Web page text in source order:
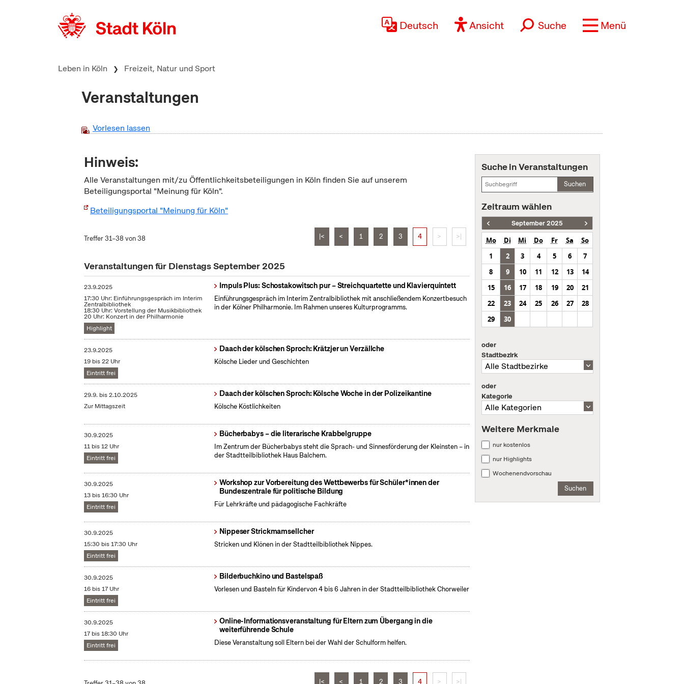
Deutsch Ansicht Suche Menü
Leben in Köln Freizeit, Natur und Sport
Veranstaltungen
Vorlesen lassen
Hinweis:
Alle Veranstaltungen mit/zu Öffentlichkeitsbeteiligungen in Köln finden Sie auf unserem
Beteiligungsportal "Meinung für Köln".
Beteiligungsportal "Meinung für Köln"
Treffer 31–38 von 38 |< < 1 2 3 4 > >|
Veranstaltungen für Dienstags September 2025
23.9.2025
17:30 Uhr: Einführungsgespräch im Interim
Zentralbibliothek
18:30 Uhr: Vorstellung der Musikbibliothek
20 Uhr: Konzert in der Philharmonie
Highlight
Impuls Plus: Schostakowitsch pur – Streichquartette und Klavierquintett
Einführungsgespräch im Interim Zentralbibliothek mit anschließendem Konzertbesuch
in der Kölner Philharmonie. Im Rahmen unseres Kulturprogramms.
23.9.2025
19 bis 22 Uhr
Eintritt frei
Daach der kölschen Sproch: Krätzjer un Verzällche
Kölsche Lieder und Geschichten
29.9. bis2.10.2025
Zur Mittagszeit
Daach der kölschen Sproch: Kölsche Woche in der Polizeikantine
Kölsche Köstlichkeiten
30.9.2025
11 bis 12 Uhr
Eintritt frei
Bücherbabys – die literarische Krabbelgruppe
Im Zentrum der Bücherbabys steht die Sprach- und Sinnesförderung der Kleinsten – in
der Stadtteilbibliothek Haus Balchem.
30.9.2025
13 bis 16:30 Uhr
Eintritt frei
Workshop zur Vorbereitung des Wettbewerbs für Schüler*innen der
Bundeszentrale für politische Bildung
Für Lehrkräfte und pädagogische Fachkräfte
30.9.2025
15:30 bis 17:30 Uhr
Eintritt frei
Nippeser Strickmamsellcher
Stricken und Klönen in der Stadtteilbibliothek Nippes.
30.9.2025
16 bis 17 Uhr
Eintritt frei
Bilderbuchkino und Bastelspaß
Vorlesen und Basteln für Kindervon 4 bis 6 Jahren in der Stadtteilbibliothek Chorweiler
30.9.2025
17 bis 18:30 Uhr
Eintritt frei
Online-Informationsveranstaltung für Eltern zum Übergang in die
weiterführende Schule
Diese Veranstaltung soll Eltern bei der Wahl der Schulform helfen.
|< < 1 2 3 4 > >|
Suche in Veranstaltungen
Suchen
Zeitraum wählen
September 2025
Mo Di Mi Do Fr Sa
So
1
2 3 4 5 6
7
8
9 10 11 12 13
14
15
16 17 18 19 20
21
22
23 24 25 26 27
28
29
30
oder
Stadtbezirk
oder
Kategorie
Weitere Merkmale
nur kostenlos
nur Highlights
Wochenendvorschau
Suchen